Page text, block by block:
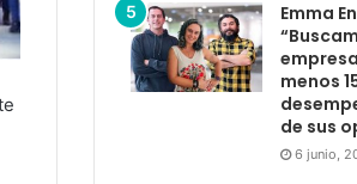
Emma
menos
de sus
6 junio,